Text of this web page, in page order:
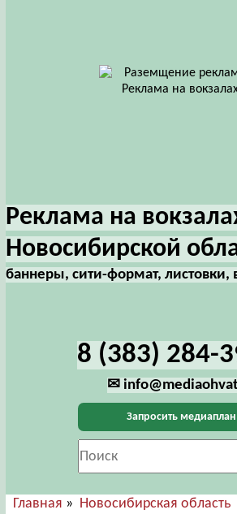
Реклама на
Новосибирской
баннеры, сити-формат, листовки,
8 (383) 284-
✉
Запросить медиаплан
Главная » Новосибирская область